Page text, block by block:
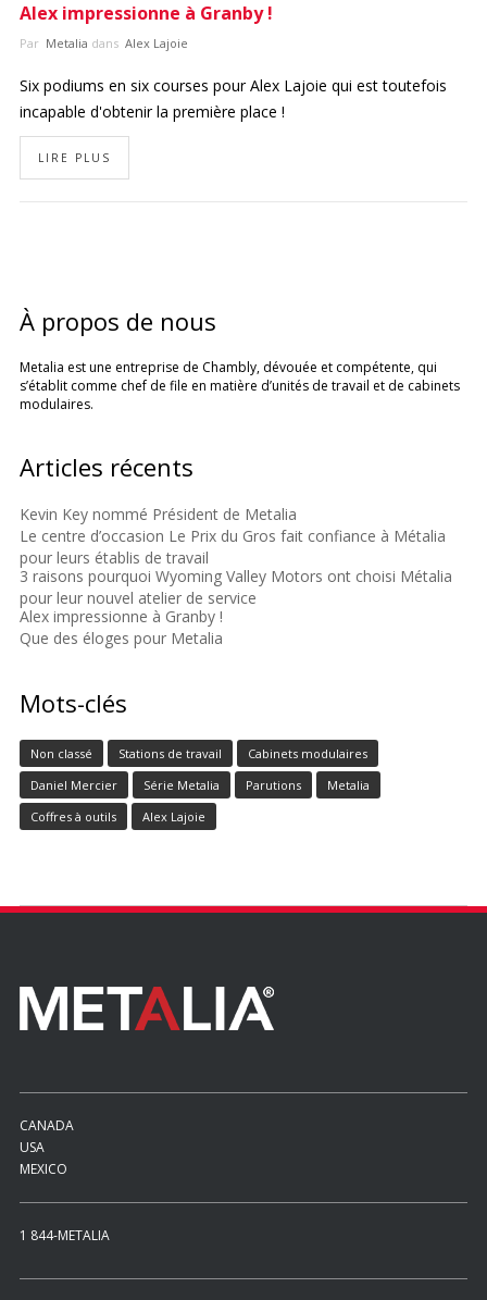
Alex impressionne à Granby !
Par Metalia dans Alex Lajoie
Six podiums en six courses pour Alex Lajoie qui est toutefois
incapable d'obtenir la première place !
LIRE PLUS
À propos de nous
Metalia est une entreprise de Chambly, dévouée et compétente, qui
s’établit comme chef de file en matière d’unités de travail et de cabinets
modulaires.
Articles récents
Kevin Key nommé Président de Metalia
Le centre d’occasion Le Prix du Gros fait confiance à Métalia
pour leurs établis de travail
3 raisons pourquoi Wyoming Valley Motors ont choisi Métalia
pour leur nouvel atelier de service
Alex impressionne à Granby !
Que des éloges pour Metalia
Mots-clés
Non classé Stations de travail
Cabinets modulaires
Daniel Mercier
Série Metalia Parutions
Metalia
Coffres à outils
Alex Lajoie
CANADA
USA
MEXICO
1 844-METALIA